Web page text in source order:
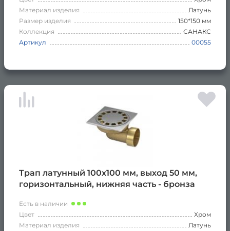
Материал изделия
Латунь
Размер изделия
150*150 мм
Коллекция
САНАКС
Артикул
00055
Трап латунный 100х100 мм, выход 50 мм,
горизонтальный, нижняя часть - бронза
Есть в наличии
Цвет
Хром
Материал изделия
Латунь